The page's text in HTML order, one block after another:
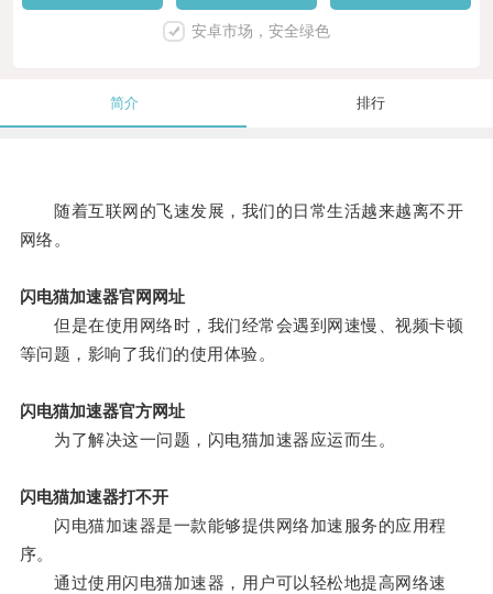
安卓市场，安全绿色
简介 排行
随着互联网的飞速发展，我们的日常生活越来越离不开
网络。
闪电猫加速器官网网址
但是在使用网络时，我们经常会遇到网速慢、视频卡顿
等问题，影响了我们的使用体验。
闪电猫加速器官方网址
为了解决这一问题，闪电猫加速器应运而生。
闪电猫加速器打不开
闪电猫加速器是一款能够提供网络加速服务的应用程
序。
通过使用闪电猫加速器，用户可以轻松地提高网络速